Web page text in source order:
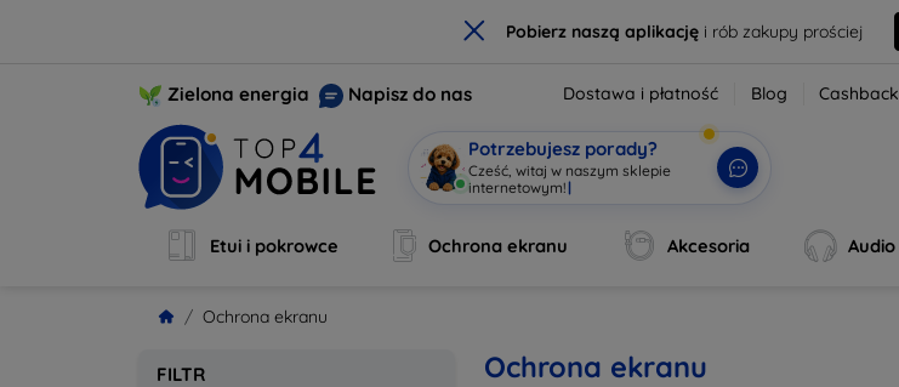
× Pobierz naszą aplikacjęi rób zakupy prościej
Zielona energia Napisz do nas Dostawa i płatność Blog Cashback
Potrzebujesz porady?
Cześć, witaj w naszym sklepie
internetowym!|
Etui i pokrowce Ochrona ekranu Akcesoria Audio
Ochrona ekranu
FILTR Ochrona ekranu